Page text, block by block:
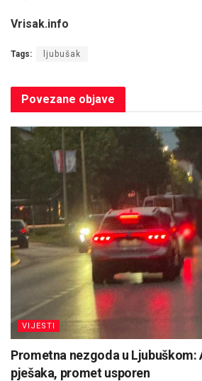
Vrisak.info
Tags: ljubušak
Povezane objave
VIJESTI
Prometna nezgoda u
pješaka, promet usporen